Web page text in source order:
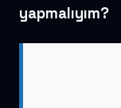
yapmalıyım?